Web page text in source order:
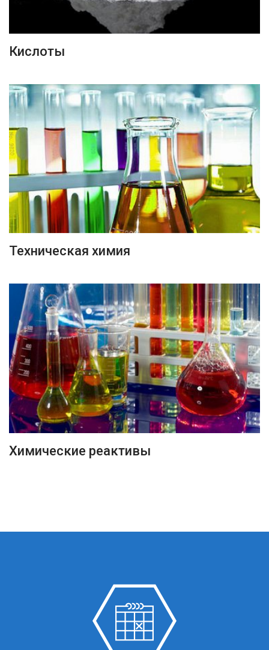
ПОДРОБНЕЕ
Кислоты
ПОДРОБНЕЕ
Техническая химия
ПОДРОБНЕЕ
Химические реактивы